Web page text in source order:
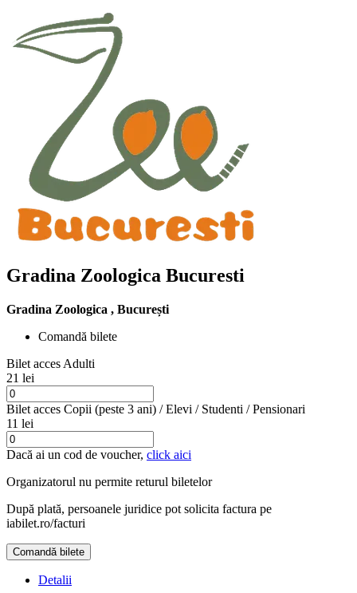
Gradina Zoologica Bucuresti
Gradina Zoologica , București
Comandă bilete
Bilet acces Adulti
21 lei
Bilet acces Copii (peste 3 ani) / Elevi / Studenti / Pensionari
11 lei
Dacă ai un cod de voucher, click aici
Organizatorul nu permite returul biletelor
După plată, persoanele juridice pot solicita factura pe
iabilet.ro/facturi
Comandă bilete
Detalii